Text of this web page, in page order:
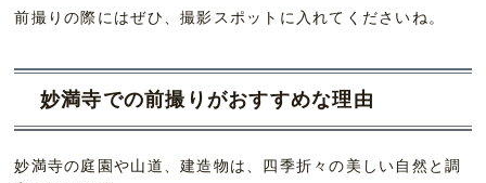
前撮りの際にはぜひ、撮影スポットに入れてくださいね。
妙満寺での前撮りがおすすめな理由
妙満寺の庭園や山道、建造物は、四季折々の美しい自然と調